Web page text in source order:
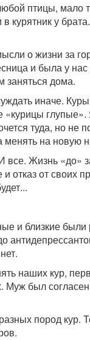
птицы, мало
в курятник у
о жизни за
и была у
заняться дома.
иначе.
туда, но не
на новую
все. Жизнь
отказ от своих
и близкие
наших кур,
Муж был
пород кур.